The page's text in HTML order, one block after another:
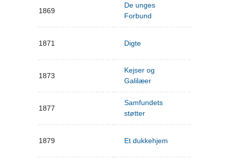
1869
De unges
Forbund
1871 Digte
1873
Kejser og
Galilæer
1877
Samfundets
støtter
1879 Et dukkehjem